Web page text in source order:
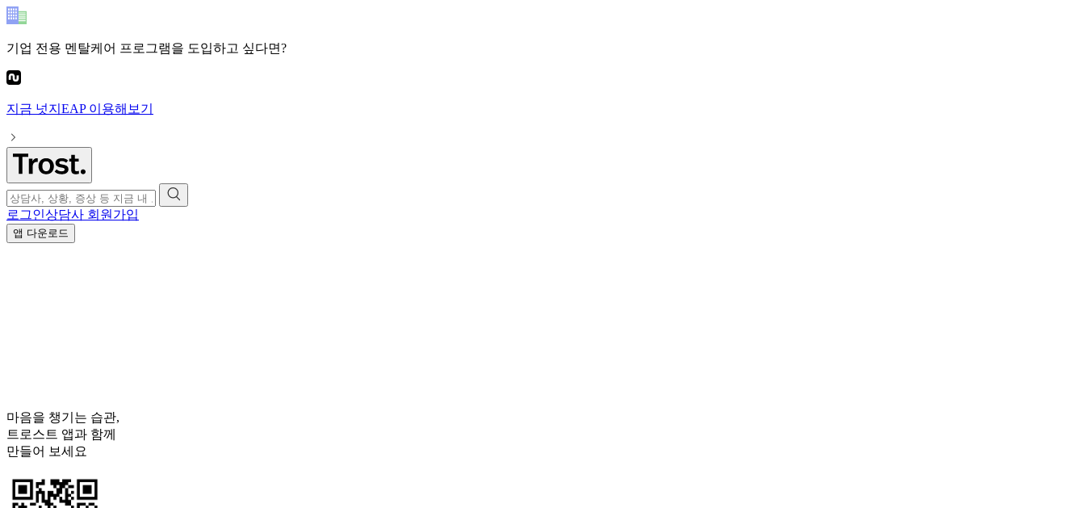
기업 전용 멘탈케어 프로그램을 도입하고 싶다면?
지금 넛지EAP이용해보기
로그인상담사 회원가입
앱 다운로드
마음을 챙기는 습관,
트로스트 앱과 함께
만들어 보세요